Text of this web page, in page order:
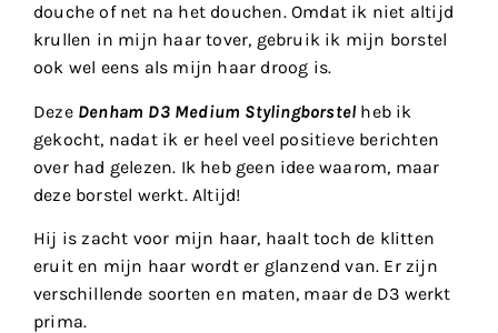
douche of net na het douchen. Omdat ik niet altijd
krullen in mijn haar tover, gebruik ik mijn borstel
ook wel eens als mijn haar droog is.
Deze Denham D3 Medium Stylingborstel heb ik
gekocht, nadat ik er heel veel positieve berichten
over had gelezen. Ik heb geen idee waarom, maar
deze borstel werkt. Altijd!
Hij is zacht voor mijn haar, haalt toch de klitten
eruit en mijn haar wordt er glanzend van. Er zijn
verschillende soorten en maten, maar de D3 werkt
prima.